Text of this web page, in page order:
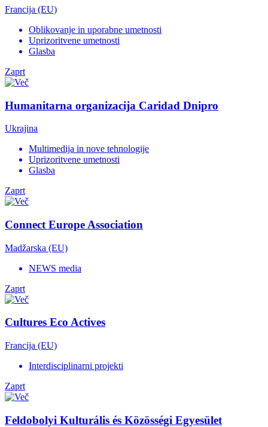
Francija (EU)
Oblikovanje in uporabne umetnosti
Uprizoritvene umetnosti
Glasba
Zaprt
Humanitarna organizacija Caridad Dnipro
Ukrajina
Multimedija in nove tehnologije
Uprizoritvene umetnosti
Glasba
Zaprt
Connect Europe Association
Madžarska (EU)
NEWS media
Zaprt
Cultures Eco Actives
Francija (EU)
Interdisciplinarni projekti
Zaprt
Feldobolyi Kulturális és Közösségi Egyesület